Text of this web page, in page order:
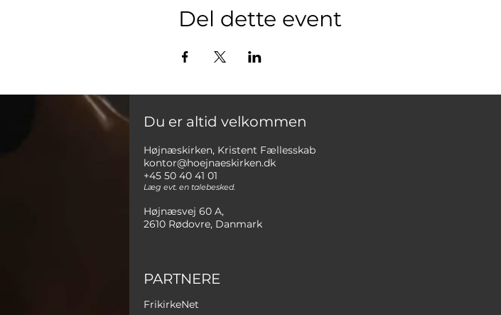
Del dette event
Du er altid velkommen
Højnæskirken, Kristent Fællesskab
kontor@hoejnaeskirken.dk
+45 50 40 41 01
Læg evt. en talebesked.
Højnæsvej 60 A,
2610 Rødovre, Danmark
PARTNERE
FrikirkeNet